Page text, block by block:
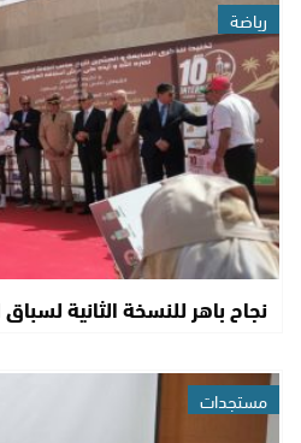
رياضة
نجاح باهر للنسخة الثانية
مستجدات